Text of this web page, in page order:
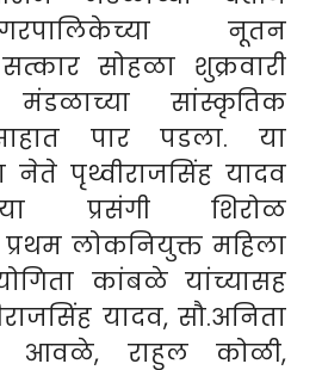
नूतन
सत्कार सोहळा शुक्रवारी
मंडळाच्या सांस्कृतिक
पार पडला. या
नेते पृथ्वीराजसिंह यादव
प्रसंगी शिरोळ
लोकनियुक्त महिला
कांबळे यांच्यासह
यादव, सौ.अनिता
आवळे, राहुल कोळी,